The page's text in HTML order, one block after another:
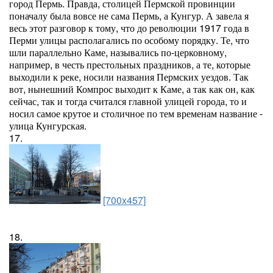
город Пермь. Правда, столицей Пермской провинции
поначалу была вовсе не сама Пермь, а Кунгур. А завела я
весь этот разговор к тому, что до революции 1917 года в
Перми улицы располагались по особому порядку. Те, что
шли параллельно Каме, назывались по-церковному,
например, в честь престольных праздников, а те, которые
выходили к реке, носили названия Пермских уездов. Так
вот, нынешний Компрос выходит к Каме, а так как он, как
сейчас, так и тогда считался главной улицей города, то и
носил самое крутое и столичное по тем временам название -
улица Кунгурская.
17.
[700x457]
18.